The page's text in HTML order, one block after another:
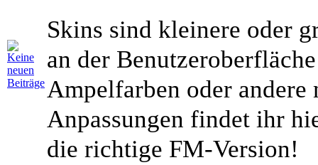
Skins sind kleinere oder
an der
Ampelfarben oder
Anpassungen findet ihr
die richtige FM-Version!